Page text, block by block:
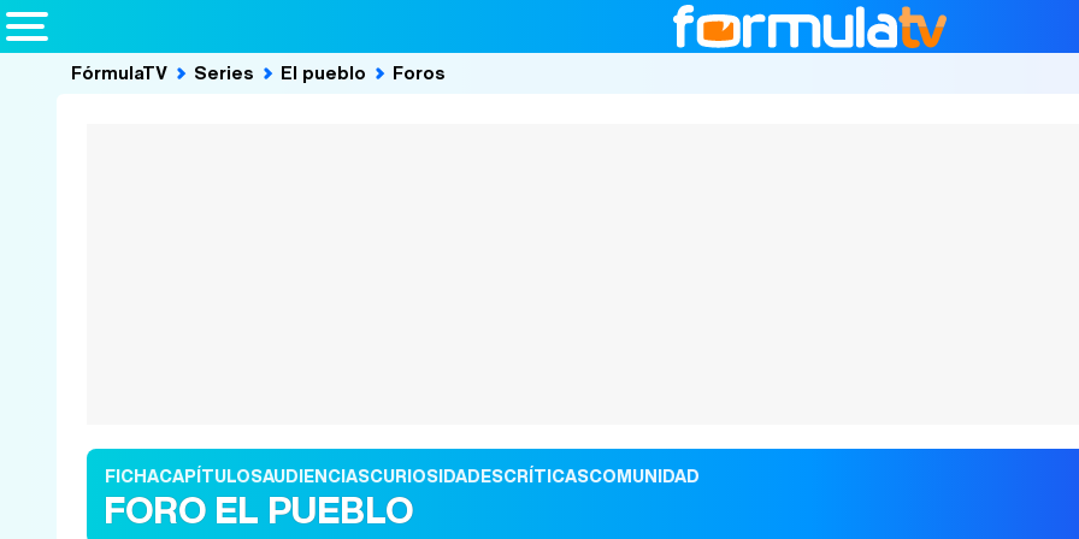
FórmulaTV Series El pueblo Foros
FICHACAPÍTULOSAUDIENCIASCURIOSIDADESCRÍTICASCOMUNIDAD
FORO EL PUEBLO